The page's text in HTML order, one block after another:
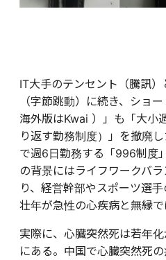
IT大手のテンセント（騰訊
（字節跳動）に続き、ショ
海外版はKwai ）」も「大小
り返す勤務制度）」を撤廃
で週6日勤務する「996制度
の背景にはライフワークバ
り、経営幹部やスポーツ選
壮年が急性の心疾病と無縁で
実際に、心臓突然死は若年
にある。中国で心臓突然死